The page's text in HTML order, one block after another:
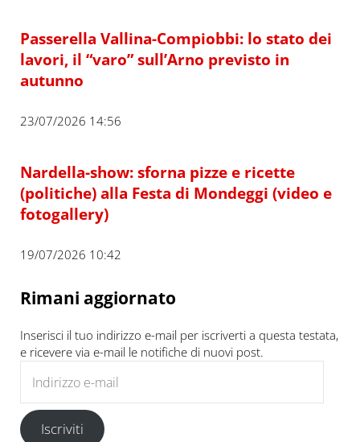
Passerella Vallina-Compiobbi: lo stato dei
lavori, il “varo” sull’Arno previsto in
autunno
23/07/2026 14:56
Nardella-show: sforna pizze e ricette
(politiche) alla Festa di Mondeggi (video e
fotogallery)
19/07/2026 10:42
Rimani aggiornato
Inserisci il tuo indirizzo e-mail per iscriverti a questa testata,
e ricevere via e-mail le notifiche di nuovi post.
Iscriviti